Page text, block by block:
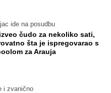
ide na posudbu
čudo za nekoliko sati,
šta je ispregovarao s
za Arauja
i zvanično